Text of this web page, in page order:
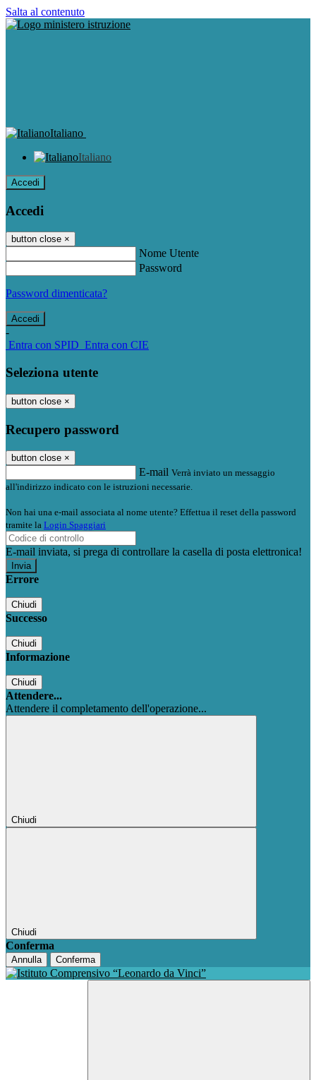
Salta al contenuto
Italiano
Italiano
Accedi
Accedi
button close ×
Nome Utente
Password
Password dimenticata?
-
Entra con SPID Entra con CIE
Seleziona utente
button close ×
Recupero password
button close ×
E-mail Verrà inviato un messaggio
all'indirizzo indicato con le istruzioni necessarie.
Non hai una e-mail associata al nome utente? Effettua il reset della password
tramite la Login Spaggiari
E-mail inviata, si prega di controllare la casella di posta elettronica!
Errore
Chiudi
Successo
Chiudi
Informazione
Chiudi
Attendere...
Attendere il completamento dell'operazione...
Chiudi
Chiudi
Conferma
Annulla Conferma